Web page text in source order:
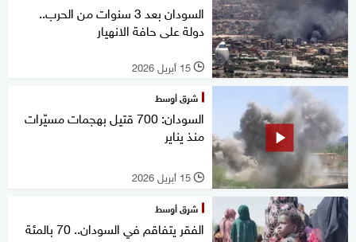
السودان بعد 3 سنوات من الحرب..
دولة على حافة الانهيار
l 15 أبريل 2026
شرق أوسط
السودان: 700 قتيل بهجمات مسيّرات
منذ يناير
l 15 أبريل 2026
شرق أوسط
الفقر يتفاقم في السودان.. 70 بالمئة